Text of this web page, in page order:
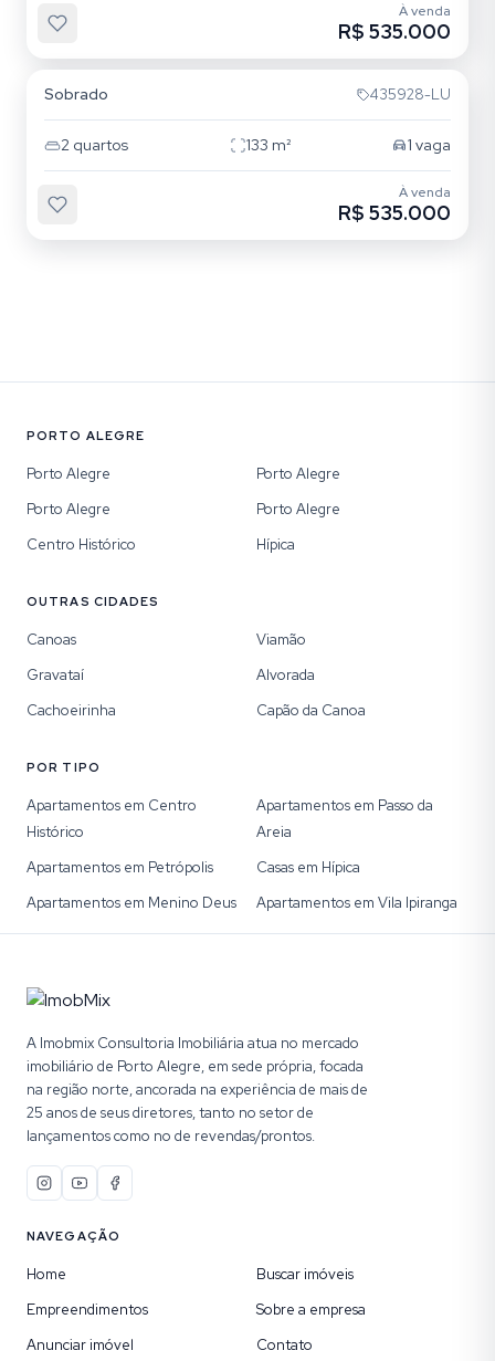
À venda
R$ 535.000
Sobrado 435928-LU
2 quartos 133 m² 1 vaga
À venda
R$ 535.000
PORTO ALEGRE
Porto Alegre
Porto Alegre
Porto Alegre
Porto Alegre
Centro Histórico
Hípica
OUTRAS CIDADES
Canoas
Viamão
Gravataí
Alvorada
Cachoeirinha
Capão da Canoa
POR TIPO
Apartamentos em Centro
Histórico
Apartamentos em Passo da
Areia
Apartamentos em Petrópolis
Casas em Hípica
Apartamentos em Menino Deus
Apartamentos em Vila Ipiranga
A Imobmix Consultoria Imobiliária atua no mercado
imobiliário de Porto Alegre, em sede própria, focada
na região norte, ancorada na experiência de mais de
25 anos de seus diretores, tanto no setor de
lançamentos como no de revendas/prontos.
NAVEGAÇÃO
Home
Buscar imóveis
Empreendimentos
Sobre a empresa
Anunciar imóvel
Contato